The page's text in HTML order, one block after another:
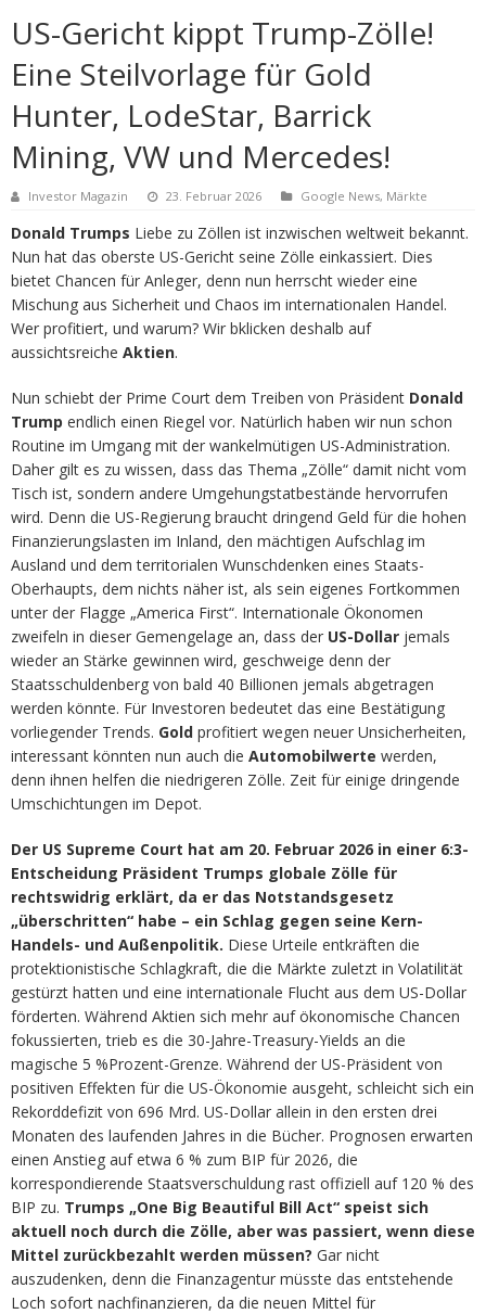
US-Gericht kippt Trump-Zölle!
Eine Steilvorlage für Gold
Hunter, LodeStar, Barrick
Mining, VW und Mercedes!
Investor Magazin 23. Februar 2026 Google News, Märkte
Donald Trumps Liebe zu Zöllen ist inzwischen weltweit bekannt.
Nun hat das oberste US-Gericht seine Zölle einkassiert. Dies
bietet Chancen für Anleger, denn nun herrscht wieder eine
Mischung aus Sicherheit und Chaos im internationalen Handel.
Wer profitiert, und warum? Wir bklicken deshalb auf
aussichtsreiche Aktien.
Nun schiebt der Prime Court dem Treiben von Präsident Donald
Trump endlich einen Riegel vor. Natürlich haben wir nun schon
Routine im Umgang mit der wankelmütigen US-Administration.
Daher gilt es zu wissen, dass das Thema „Zölle“ damit nicht vom
Tisch ist, sondern andere Umgehungstatbestände hervorrufen
wird. Denn die US-Regierung braucht dringend Geld für die hohen
Finanzierungslasten im Inland, den mächtigen Aufschlag im
Ausland und dem territorialen Wunschdenken eines Staats-
Oberhaupts, dem nichts näher ist, als sein eigenes Fortkommen
unter der Flagge „America First“. Internationale Ökonomen
zweifeln in dieser Gemengelage an, dass der US-Dollar jemals
wieder an Stärke gewinnen wird, geschweige denn der
Staatsschuldenberg von bald 40 Billionen jemals abgetragen
werden könnte. Für Investoren bedeutet das eine Bestätigung
vorliegender Trends. Gold profitiert wegen neuer Unsicherheiten,
interessant könnten nun auch die Automobilwerte werden,
denn ihnen helfen die niedrigeren Zölle. Zeit für einige dringende
Umschichtungen im Depot.
Der US Supreme Court hat am 20. Februar 2026 in einer 6:3-
Entscheidung Präsident Trumps globale Zölle für
rechtswidrig erklärt, da er das Notstandsgesetz
„überschritten“ habe – ein Schlag gegen seine Kern-
Handels- und Außenpolitik. Diese Urteile entkräften die
protektionistische Schlagkraft, die die Märkte zuletzt in Volatilität
gestürzt hatten und eine internationale Flucht aus dem US-Dollar
förderten. Während Aktien sich mehr auf ökonomische Chancen
fokussierten, trieb es die 30-Jahre-Treasury-Yields an die
magische 5 %Prozent-Grenze. Während der US-Präsident von
positiven Effekten für die US-Ökonomie ausgeht, schleicht sich ein
Rekorddefizit von 696 Mrd. US-Dollar allein in den ersten drei
Monaten des laufenden Jahres in die Bücher. Prognosen erwarten
einen Anstieg auf etwa 6 % zum BIP für 2026, die
korrespondierende Staatsverschuldung rast offiziell auf 120 % des
BIP zu. Trumps „One Big Beautiful Bill Act“ speist sich
aktuell noch durch die Zölle, aber was passiert, wenn diese
Mittel zurückbezahlt werden müssen? Gar nicht
auszudenken, denn die Finanzagentur müsste das entstehende
Loch sofort nachfinanzieren, da die neuen Mittel für